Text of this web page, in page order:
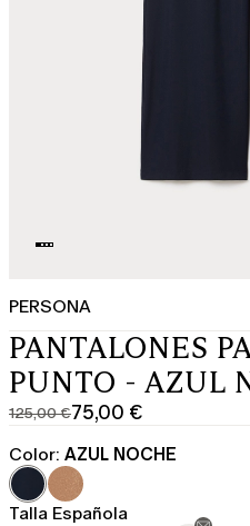
PERSONA
PANTALONES
PUNTO - AZUL
125,00 €
Precio
original
125,00
€
75,00 €
Precio
actual
75,00
€
Color: AZUL NOCHE
Talla Española